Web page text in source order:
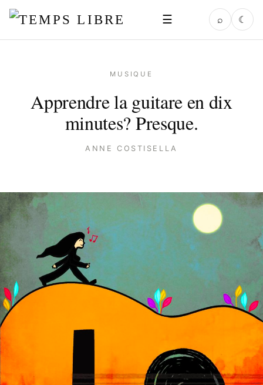
☰ ⌕ ☾
MUSIQUE
Apprendre la guitare en dix
minutes? Presque.
ANNE COSTISELLA